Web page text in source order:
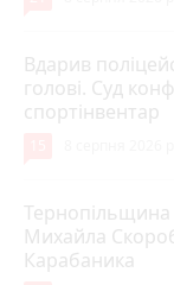
Вдарив
голові. Суд
спортінвентар
Тернопільщина
Михайла
Карабаника